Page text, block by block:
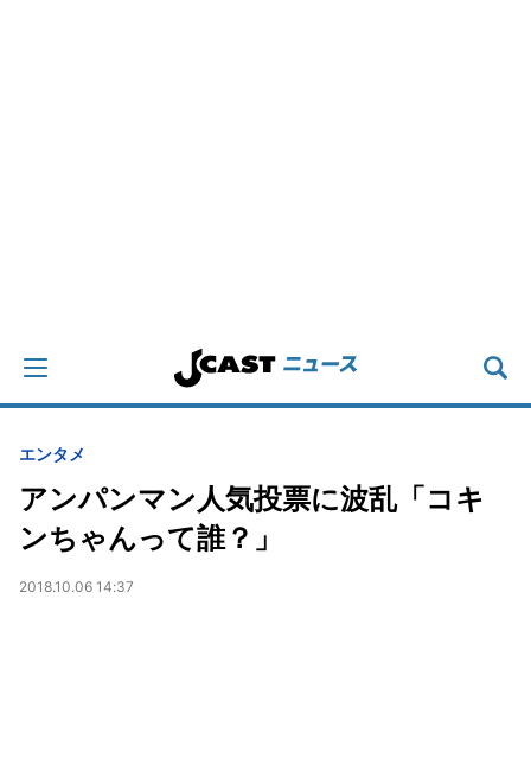
エンタメ
アンパンマン人気投票に波乱「コキ
ンちゃんって誰？」
2018.10.06 14:37